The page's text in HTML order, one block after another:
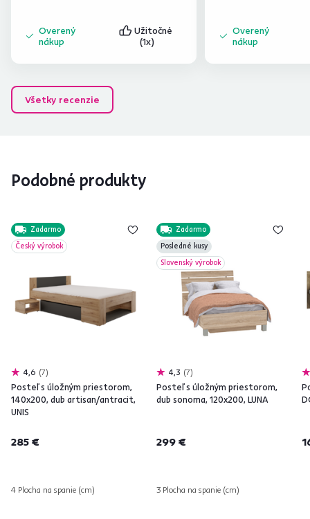
Overený
nákup
Užitočné
(1x)
Overený
nákup
Všetky recenzie
Podobné produkty
Zadarmo
Český výrobok
4,6 7
Posteľ s úložným priestorom,
140x200, dub artisan/antracit,
UNIS
285 €
4 Plocha na spanie (cm)
Zadarmo
Posledné kusy
Slovenský výrobok
4,3 7
Posteľ s úložným priestorom,
dub sonoma, 120x200, LUNA
299 €
3 Plocha na spanie (cm)